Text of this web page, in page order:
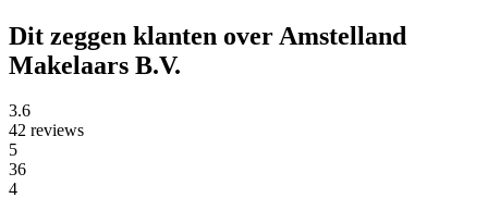
Dit zeggen klanten over Amstelland
Makelaars B.V.
3.6
42 reviews
5
36
4